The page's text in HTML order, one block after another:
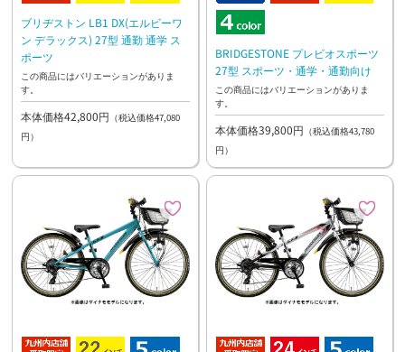
ブリヂストン LB1 DX(エルビーワ
ン デラックス) 27型 通勤 通学 ス
ポーツ
この商品にはバリエーションがありま
す。
本体価格42,800円 （税込価格47,080
円）
BRIDGESTONE プレビオスポーツ
27型 スポーツ・通学・通勤向け
この商品にはバリエーションがありま
す。
本体価格39,800円 （税込価格43,780
円）